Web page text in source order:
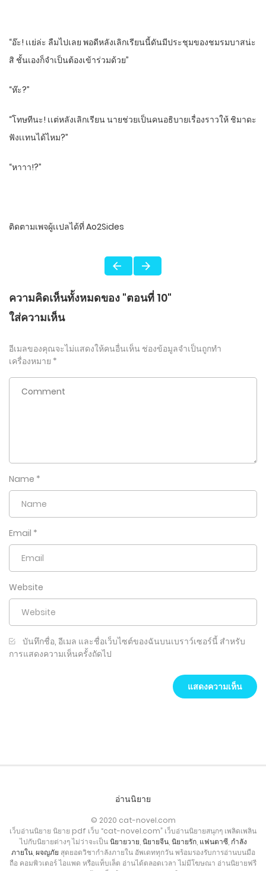
“อ๊ะ! เเย่ล่ะ​ ลืมไปเลย​ พอดีหลังเลิกเรียนนี้ดันมีประชุมของชมรมบาสน่ะ
สิ​ ชั้นเองก็จําเป็นต้องเข้าร่วมด้วย”
“ห๊ะ?”
“โทษทีนะ! เเต่หลังเลิกเรียน​ นายช่วยเป็นคนอธิบายเรื่องราวให้​ ชิมาดะ​
ฟังเเทนได้ไหม?”
“หาาา!?”
ติดตามเพจผู้เเปลได้ที่​ Ao2Sides​
ความคิดเห็นทั้งหมดของ "ตอนที่ 10"
ใส่ความเห็น
อีเมลของคุณจะไม่แสดงให้คนอื่นเห็น ช่องข้อมูลจำเป็นถูกทำ
เครื่องหมาย *
Name *
Email *
Website
บันทึกชื่อ, อีเมล และชื่อเว็บไซต์ของฉันบนเบราว์เซอร์นี้ สำหรับ
การแสดงความเห็นครั้งถัดไป
อ่านนิยาย
© 2020 cat-novel.com
เว็บอ่านนิยาย นิยาย pdf เว็บ “cat-novel.com” เว็บอ่านนิยายสนุกๆ เพลิดเพลิน
ไปกับนิยายต่างๆ ไม่ว่าจะเป็นนิยายวาย นิยายจีน, นิยายรัก, แฟนตาซี, กำลัง
ภายใน, ผจญภัย สุดยอดวิชากำลังภายใน อัพเดททุกวัน พร้อมรองรับการอ่านบนมือ
ถือ คอมพิวเตอร์ ไอแพด หรือแท็บเล็ต อ่านได้ตลอดเวลา ไม่มีโฆษณา อ่านนิยายฟรี